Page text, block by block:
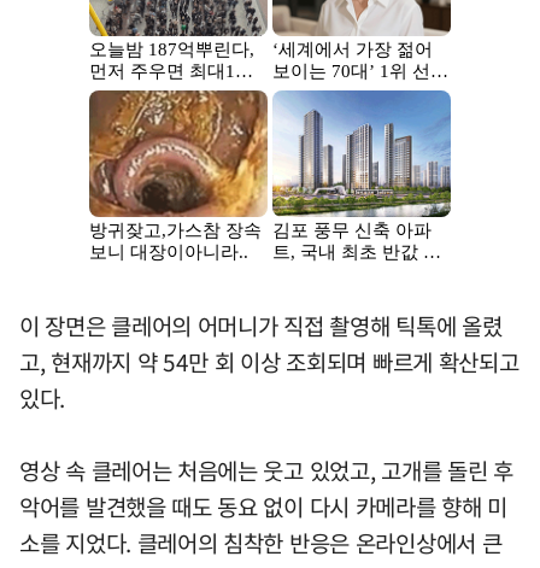
이 장면은 클레어의 어머니가 직접 촬영해 틱톡에 올렸
고, 현재까지 약 54만 회 이상 조회되며 빠르게 확산되고
있다.
영상 속 클레어는 처음에는 웃고 있었고, 고개를 돌린 후
악어를 발견했을 때도 동요 없이 다시 카메라를 향해 미
소를 지었다. 클레어의 침착한 반응은 온라인상에서 큰